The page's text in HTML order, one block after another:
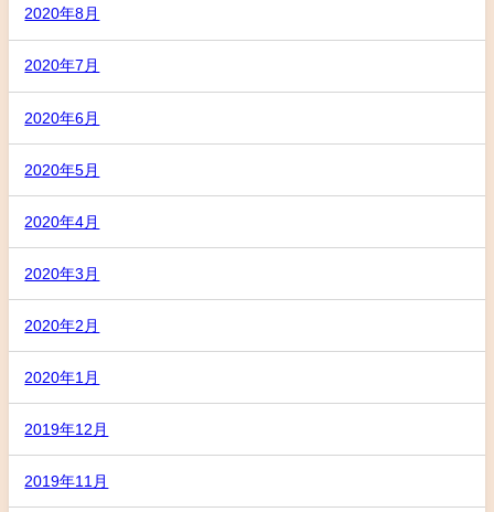
2020年8月
2020年7月
2020年6月
2020年5月
2020年4月
2020年3月
2020年2月
2020年1月
2019年12月
2019年11月